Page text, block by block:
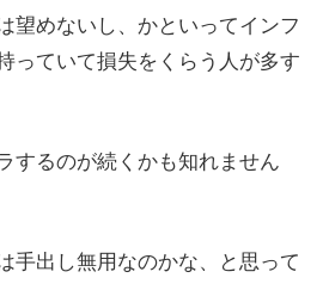
望めないし、かといってインフ
っていて損失をくらう人が多す
するのが続くかも知れません
手出し無用なのかな、と思って